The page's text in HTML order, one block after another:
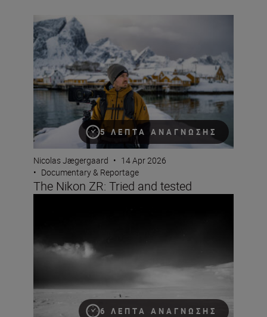
5 ΛΕΠΤΆ ΑΝΆΓΝΩΣΗΣ
The Nikon ZR: Tried and tested
Nicolas Jægergaard • 14 Apr 2026
• Documentary & Reportage
The Nikon ZR: Tried and tested
6 ΛΕΠΤΆ ΑΝΆΓΝΩΣΗΣ